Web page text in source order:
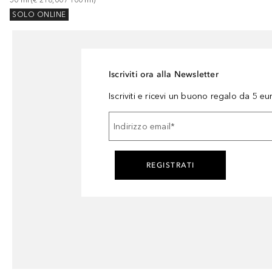
SOLO ONLINE
Iscriviti ora alla Newsletter
Iscriviti e ricevi un buono regalo da 5
Indirizzo email *
REGISTRATI